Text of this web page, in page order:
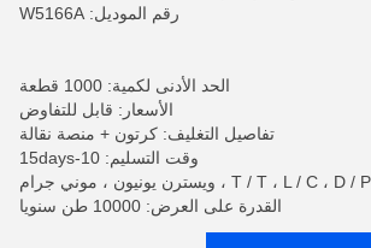
رقم الموديل: W5166A
الحد الأدنى لكمية: 1000 قطعة
الأسعار: قابل للتفاوض
تفاصيل التغليف: كرتون + منصة نقالة
وقت التسليم: 10-15days
القدرة على العرض: 10000 طن سنويا